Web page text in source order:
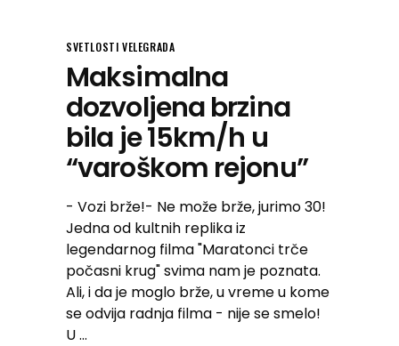
SVETLOSTI VELEGRADA
Maksimalna
dozvoljena brzina
bila je 15km/h u
“varoškom rejonu”
- Vozi brže!- Ne može brže, jurimo 30!
Jedna od kultnih replika iz
legendarnog filma "Maratonci trče
počasni krug" svima nam je poznata.
Ali, i da je moglo brže, u vreme u kome
se odvija radnja filma - nije se smelo!
U